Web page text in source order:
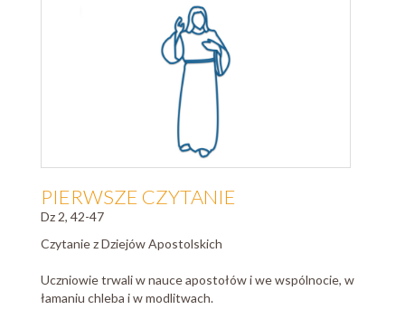
PIERWSZE CZYTANIE
Dz 2, 42-47
Czytanie z Dziejów Apostolskich
Uczniowie trwali w nauce apostołów i we wspólnocie, w
łamaniu chleba i w modlitwach.